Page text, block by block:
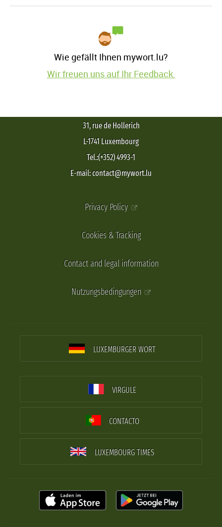
Wie gefällt Ihnen mywort.lu?
Wir freuen uns auf Ihr Feedback.
31, rue de Hollerich
L-1741 Luxembourg
Tel.:(+352) 4993-1
E-mail: contact@mywort.lu
Privacy Policy
Cookies & Tracking
Contact and legal information
Nutzungsbedingungen
LUXEMBURGER WORT
VIRGULE
CONTACTO
LUXEMBOURG TIMES